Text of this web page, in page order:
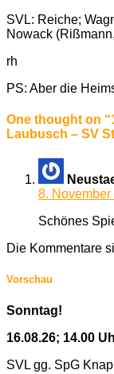
SVL: Reiche;
Nowack
rh
PS: Aber die
One thought on “
Laubusch – SV
8.
Schönes
Die Kommentare
Vorschau
Sonntag!
16.08.26; 14.00
SVL gg. SpG